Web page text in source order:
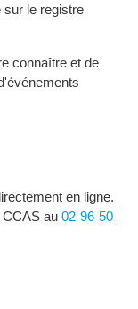
sur le registre
connaître et de
en ligne.
au 02 96 50